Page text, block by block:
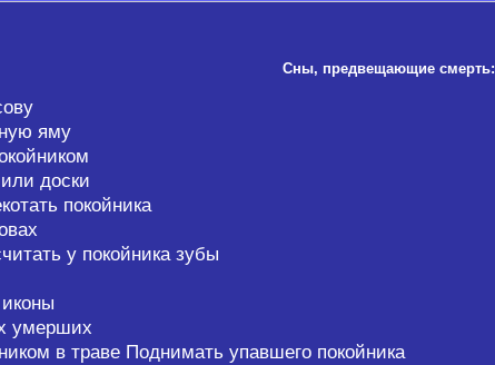
Сны, предвещающие смерть:
яму
доски
покойника
у покойника зубы
умерших
в траве Поднимать упавшего покойника